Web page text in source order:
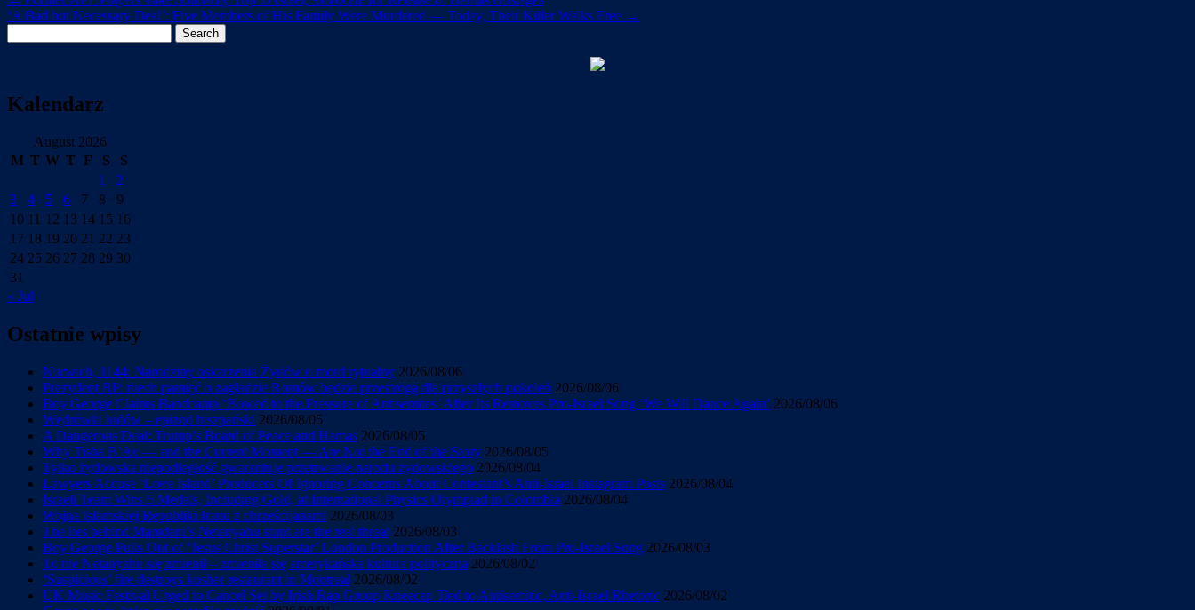
‘A Bad but Necessary Deal’: Five Members of His Family Were Murdered — Today, Their Killer Walks Free →
for:
Kalendarz
August 2026
M T W T F S
S
1
2
3
4 5 6 7 8
9
10 11 12 13 14 15 16
17 18 19 20 21 22 23
24 25 26 27 28 29 30
31
« Jul
Ostatnie wpisy
Norwich, 1144: Narodziny oskarżenia Żydów o mord rytualny 2026/08/06
Prezydent RP: niech pamięć o zagładzie Romów będzie przestrogą dla przyszłych pokoleń 2026/08/06
Boy George Claims Bandcamp ‘Bowed to the Pressure of Antisemites’ After Its Removes Pro-Israel Song ‘We Will Dance Again’ 2026/08/06
Wędrówki ludów – epizod hiszpański 2026/08/05
A Dangerous Deal: Trump’s Board of Peace and Hamas 2026/08/05
Why Tisha B’Av — and the Current Moment — Are Not the End of the Story 2026/08/05
Tylko żydowska niepodległość gwarantuje przetrwanie narodu żydowskiego 2026/08/04
Lawyers Accuse ‘Love Island’ Producers Of Ignoring Concerns About Contestant’s Anti-Israel Instagram Posts 2026/08/04
Israeli Team Wins 5 Medals, Including Gold, at International Physics Olympiad in Colombia 2026/08/04
Wojna Islamskiej Republiki Iranu z chrześcijanami 2026/08/03
The lies behind Mamdani’s Netanyahu stunt are the real threat 2026/08/03
Boy George Pulls Out of ‘Jesus Christ Superstar’ London Production After Backlash From Pro-Israel Song 2026/08/03
To nie Netanyahu się zmienił – zmieniła się amerykańska kultura polityczna 2026/08/02
‘Suspicious’ fire destroys kosher restaurant in Montreal 2026/08/02
UK Music Festival Urged to Cancel Set by Irish Rap Group Kneecap Tied to Antisemitic, Anti-Israel Rhetoric 2026/08/02